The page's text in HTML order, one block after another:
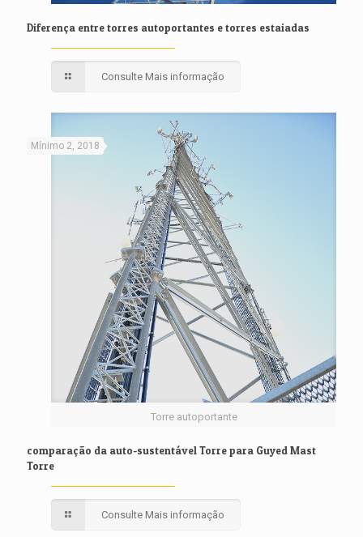
Diferença entre torres autoportantes e torres estaiadas
Consulte Mais informação
Torre autoportante
Mínimo 2, 2018
comparação da auto-sustentável Torre para Guyed Mast
Torre
Consulte Mais informação